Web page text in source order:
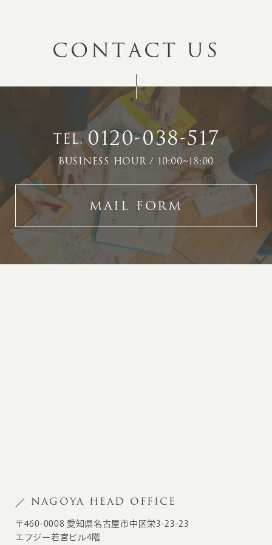
CONTACT US
TEL.0120-038-517
BUSINESS HOUR / 10:00~18:00
MAIL FORM
NAGOYA HEAD OFFICE
〒460-0008 愛知県名古屋市中区栄3-23-23
エフジー若宮ビル4階